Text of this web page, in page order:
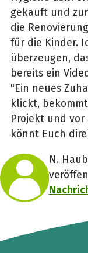
gekauft und
die
für die Kinder.
überzeugen,
bereits ein
"Ein neues
klickt,
Projekt und
könnt Euch
N.